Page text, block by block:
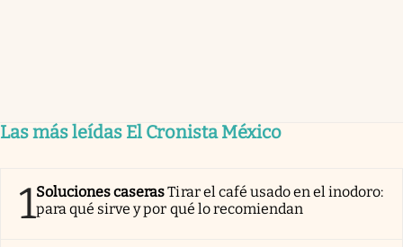
Las más leídas El Cronista México
1Soluciones caserasTirar el café usado en el inodoro:
para qué sirve y por qué lo recomiendan